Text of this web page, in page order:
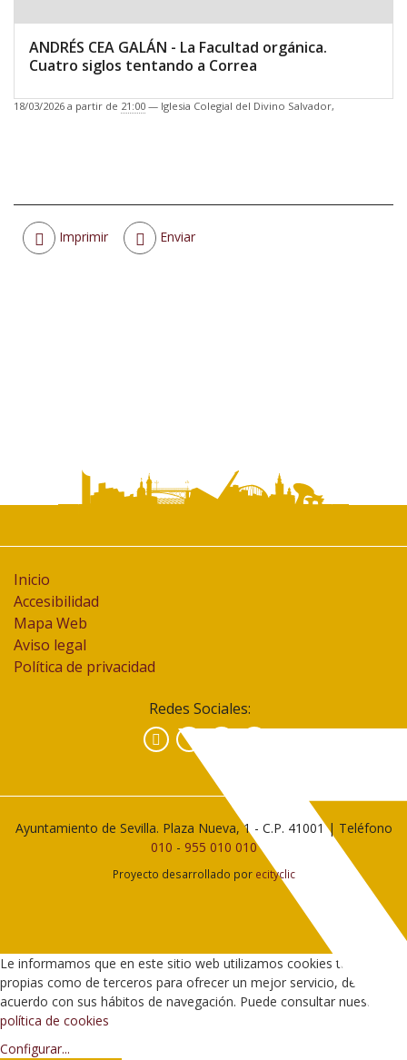
ANDRÉS CEA GALÁN - La Facultad orgánica.
Cuatro siglos tentando a Correa
18/03/2026 a partir de 21:00 — Iglesia Colegial del Divino Salvador,
Acciones
de
Imprimir Enviar
Inicio
Accesibilidad
Mapa Web
Aviso legal
Política de privacidad
Redes Sociales:
Facebook
Ayuntamiento de Sevilla. Plaza Nueva, 1 - C.P. 41001 | Teléfono
010 - 955 010 010
Proyecto desarrollado por ecityclic
Le informamos que en este sitio web utilizamos cookies tanto
propias como de terceros para ofrecer un mejor servicio, de
acuerdo con sus hábitos de navegación. Puede consultar nuestra
política de cookies
Configurar...